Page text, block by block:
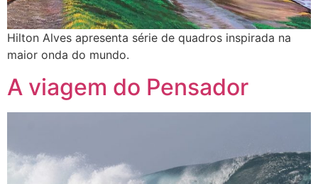
Hilton Alves apresenta série de quadros inspirada na
maior onda do mundo.
A viagem do Pensador